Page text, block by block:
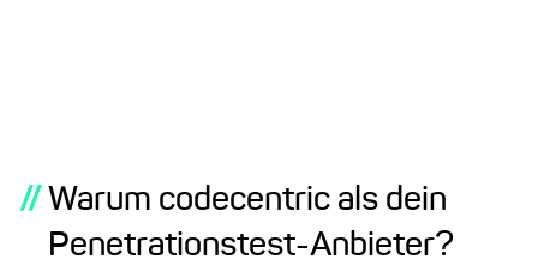
// Warum codecentric als dein
Penetrationstest-Anbieter?